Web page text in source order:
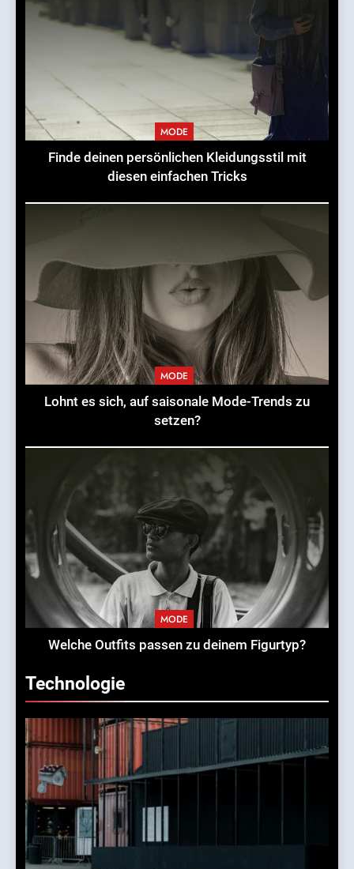
MODE
Finde deinen persönlichen Kleidungsstil mit
diesen einfachen Tricks
MODE
Lohnt es sich, auf saisonale Mode-Trends zu
setzen?
MODE
Welche Outfits passen zu deinem Figurtyp?
Technologie